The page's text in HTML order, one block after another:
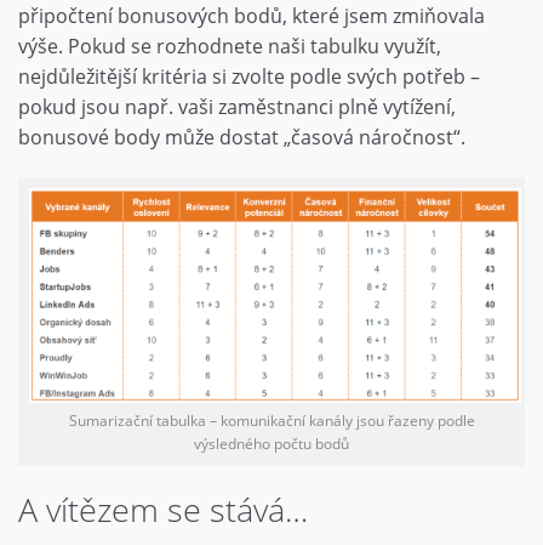
připočtení bonusových bodů, které jsem zmiňovala
výše. Pokud se rozhodnete naši tabulku využít,
nejdůležitější kritéria si zvolte podle svých potřeb –
pokud jsou např. vaši zaměstnanci plně vytížení,
bonusové body může dostat „časová náročnost“.
Sumarizační tabulka – komunikační kanály jsou řazeny podle
výsledného počtu bodů
A vítězem se stává…